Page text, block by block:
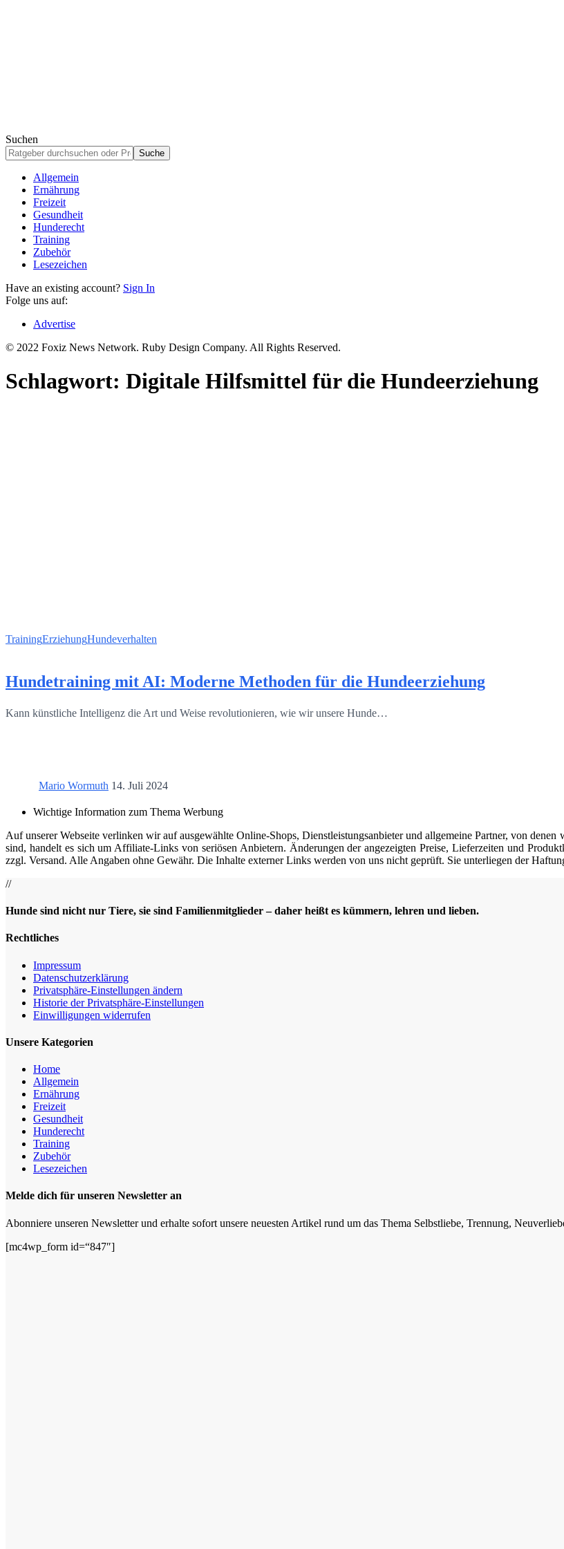
Suchen
Allgemein
Ernährung
Freizeit
Gesundheit
Hunderecht
Training
Zubehör
Lesezeichen
Have an existing account? Sign In
Folge uns auf:
Advertise
© 2022 Foxiz News Network. Ruby Design Company. All Rights Reserved.
Schlagwort: Digitale Hilfsmittel für die Hundeerziehung
TrainingErziehungHundeverhalten
Hundetraining mit AI: Moderne Methoden für die Hundeerziehung
Kann künstliche Intelligenz die Art und Weise revolutionieren, wie wir unsere Hunde…
Mario Wormuth 14. Juli 2024
Wichtige Information zum Thema Werbung
Auf unserer Webseite verlinken wir auf ausgewählte Online-Shops, Dienstleistungsanbieter und allgemeine Partner, von
sind, handelt es sich um Affiliate-Links von seriösen Anbietern. Änderungen der angezeigten Preise, Lieferzeiten und
zzgl. Versand. Alle Angaben ohne Gewähr. Die Inhalte externer Links werden von uns nicht geprüft. Sie unterliegen der
//
Hunde sind nicht nur Tiere, sie sind Familienmitglieder – daher heißt es kümmern, lehren und lieben.
Rechtliches
Impressum
Datenschutz­erklärung
Privatsphäre-Einstellungen ändern
Historie der Privatsphäre-Einstellungen
Einwilligungen widerrufen
Unsere Kategorien
Home
Allgemein
Ernährung
Freizeit
Gesundheit
Hunderecht
Training
Zubehör
Lesezeichen
Melde dich für unseren Newsletter an
Abonniere unseren Newsletter und erhalte sofort unsere neuesten Artikel rund um das Thema Selbstliebe, Trennung,
[mc4wp_form id=“847″]